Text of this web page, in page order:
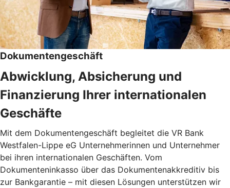
Dokumentengeschäft
Abwicklung, Absicherung und
Finanzierung Ihrer internationalen
Geschäfte
Mit dem Dokumentengeschäft begleitet die VR Bank
Westfalen-Lippe eG Unternehmerinnen und Unternehmer
bei ihren internationalen Geschäften. Vom
Dokumenteninkasso über das Dokumentenakkreditiv bis
zur Bankgarantie – mit diesen Lösungen unterstützen wir